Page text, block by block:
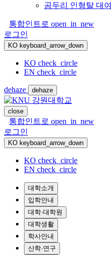
곰두리 인형탈 대여
통합인트로 open_in_new
로그인
KO keyboard_arrow_down
KO check_circle
EN check_circle
dehaze dehaze
close
통합인트로 open_in_new
로그인
KO keyboard_arrow_down
KO check_circle
EN check_circle
대학소개
입학안내
대학·대학원
대학생활
학사안내
산학·연구